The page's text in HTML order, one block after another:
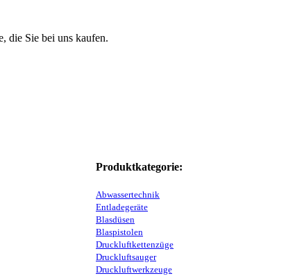
die Sie bei uns kaufen.
Produktkategorie:
Abwassertechnik
Entladegeräte
Blasdüsen
Blaspistolen
Druckluftkettenzüge
Druckluftsauger
Druckluftwerkzeuge